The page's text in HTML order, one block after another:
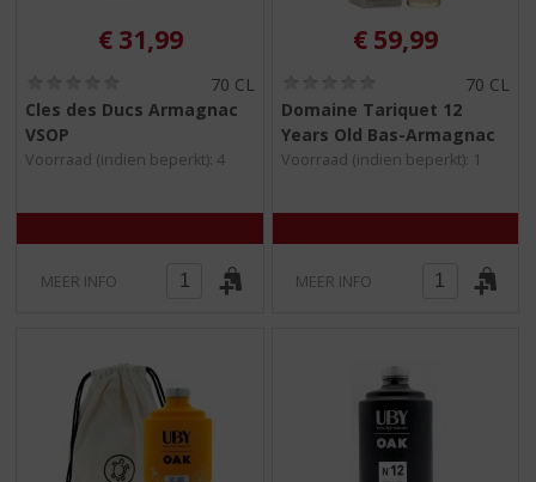
g
a
t
€ 31,99
,
/
70 CL
Cles des Ducs Armagnac
VSOP
Voorraad (indien beperkt): 4
MEER INFO
€ 59,99
,
0
/
70 CL
Domaine Tariquet 12
Years Old Bas-Armagnac
Voorraad (indien beperkt): 1
MEER INFO